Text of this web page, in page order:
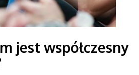
jest współczesny